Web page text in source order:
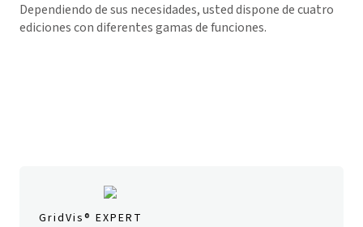
Dependiendo de sus necesidades, usted dispone de cuatro
ediciones con diferentes gamas de funciones.
GridVis® EXPERT